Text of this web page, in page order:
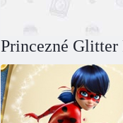
Princezné Glitter